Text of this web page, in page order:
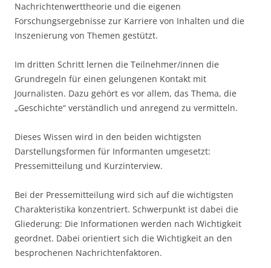
Nachrichtenwerttheorie und die eigenen
Forschungsergebnisse zur Karriere von Inhalten und die
Inszenierung von Themen gestützt.
Im dritten Schritt lernen die Teilnehmer/innen die
Grundregeln für einen gelungenen Kontakt mit
Journalisten. Dazu gehört es vor allem, das Thema, die
„Geschichte“ verständlich und anregend zu vermitteln.
Dieses Wissen wird in den beiden wichtigsten
Darstellungsformen für Informanten umgesetzt:
Pressemitteilung und Kurzinterview.
Bei der Pressemitteilung wird sich auf die wichtigsten
Charakteristika konzentriert. Schwerpunkt ist dabei die
Gliederung: Die Informationen werden nach Wichtigkeit
geordnet. Dabei orientiert sich die Wichtigkeit an den
besprochenen Nachrichtenfaktoren.